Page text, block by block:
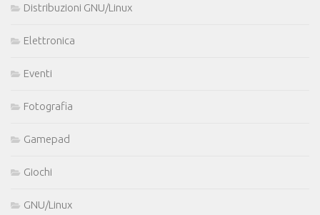
Distribuzioni GNU/Linux
Elettronica
Eventi
Fotografia
Gamepad
Giochi
GNU/Linux